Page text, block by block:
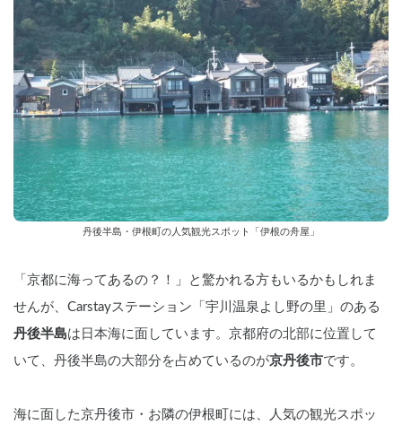
丹後半島・伊根町の人気観光スポット「伊根の舟屋」
「京都に海ってあるの？！」と驚かれる方もいるかもしれま
せんが、Carstayステーション「 宇川温泉よし野の里 」のある
丹後半島は 日本海に面しています 。 京都府の北部に位置して
いて、丹後半島の大部分を占めているのが京丹後市です。
海に面した京丹後市・お隣の伊根町には、人気の観光スポッ